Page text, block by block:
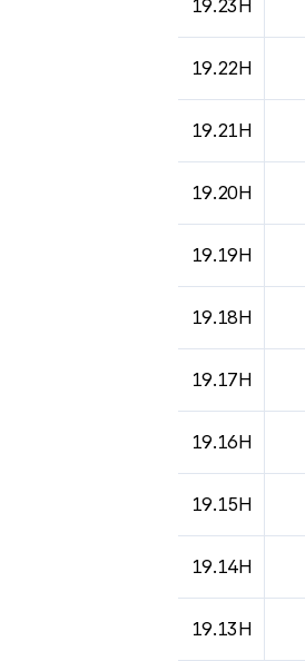
19.23H
19.22H
19.21H
19.20H
19.19H
19.18H
19.17H
19.16H
19.15H
19.14H
19.13H